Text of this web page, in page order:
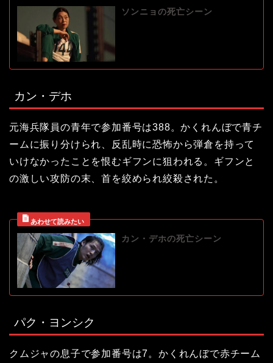
ソンニョの死亡シーン
カン・デホ
元海兵隊員の青年で参加番号は388。かくれんぼで青チ
ームに振り分けられ、反乱時に恐怖から弾倉を持って
いけなかったことを恨むギフンに狙われる。ギフンと
の激しい攻防の末、首を絞められ絞殺された。
カン・デホの死亡シーン
パク・ヨンシク
クムジャの息子で参加番号は7。かくれんぼで赤チーム